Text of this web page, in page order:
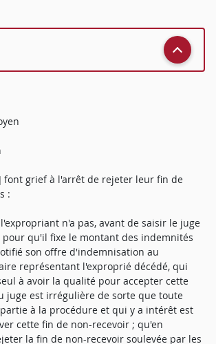
font grief à l'arrêt de rejeter leur fin de
:
n'a pas, avant de saisir le juge
qu'il fixe le montant des indemnités
son offre d'indemnisation au
représentant l'exproprié décédé, qui
à avoir la qualité pour accepter cette
juge est irrégulière de sorte que toute
à la procédure et qui y a intérêt est
cette fin de non-recevoir ; qu'en
la fin de non-recevoir soulevée par les